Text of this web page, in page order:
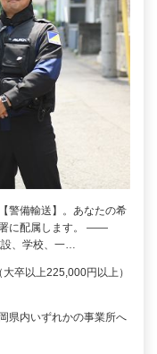
警備輸送】。あなたの希
に配属します。 ――
、学校、一…
卒以上225,000円以上）
県内いずれかの事業所へ